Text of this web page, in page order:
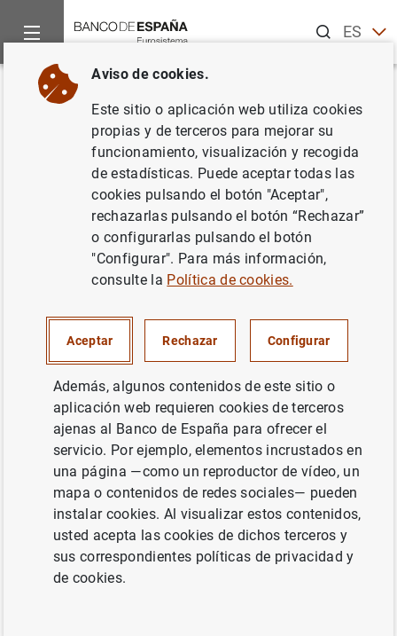
ESEN
Inicio Noticias y eventos
Volver
Estado financiero consolidado
del Eurosistema a 15 de agosto
de 2014
POLÍTICA MONETARIA
Estado financiero consolidado del
Eurosistema a 15 de agosto de 2014 (177
KB
Siguiente
Estadísticas sobre sociedad...
Aviso de cookies.
Este sitio o aplicación web utiliza cookies
propias y de terceros para mejorar su
funcionamiento, visualización y recogida
de estadísticas. Puede aceptar todas las
cookies pulsando el botón "Aceptar",
rechazarlas pulsando el botón “Rechazar”
o configurarlas pulsando el botón
"Configurar". Para más información,
consulte la Política de cookies.
Aceptar Rechazar Configurar
Además, algunos contenidos de este sitio o
aplicación web requieren cookies de terceros
ajenas al Banco de España para ofrecer el
servicio. Por ejemplo, elementos incrustados en
una página —como un reproductor de vídeo, un
mapa o contenidos de redes sociales— pueden
instalar cookies. Al visualizar estos contenidos,
usted acepta las cookies de dichos terceros y
sus correspondientes políticas de privacidad y
de cookies.